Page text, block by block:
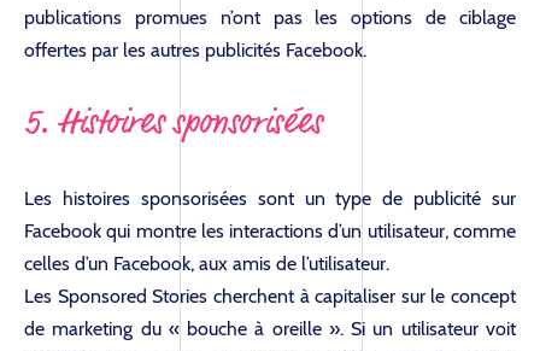
publications promues n’ont pas les options de ciblage
offertes par les autres publicités Facebook.
5. Histoires sponsorisées
Les histoires sponsorisées sont un type de publicité sur
Facebook qui montre les interactions d’un utilisateur, comme
celles d’un Facebook, aux amis de l’utilisateur.
Les Sponsored Stories cherchent à capitaliser sur le concept
de marketing du « bouche à oreille ». Si un utilisateur voit